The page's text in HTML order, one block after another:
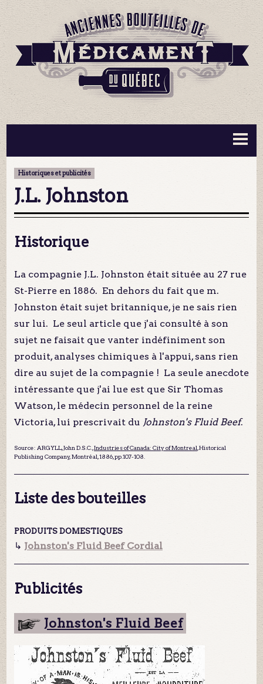
BOUTEILLES ▼
MA COLLECTION
Historiques et publicités
J.L. Johnston
Historique
La compagnie J.L. Johnston était située au 27 rue
St-Pierre en 1886. En dehors du fait que m.
Johnston était sujet britannique, je ne sais rien
sur lui. Le seul article que j'ai consulté à son
sujet ne faisait que vanter indéfiniment son
produit, analyses chimiques à l'appui, sans rien
dire au sujet de la compagnie ! La seule anecdote
intéressante que j'ai lue est que Sir Thomas
Watson, le médecin personnel de la reine
Victoria, lui prescrivait du Johnston's Fluid Beef.
Source: ARGYLL, John D.S.C.,Industries ofCanada: City of Montreal, Historical
Publishing Company, Montréal, 1886, pp.107-108.
Liste des bouteilles
PRODUITS DOMESTIQUES
↳ Johnston's Fluid Beef Cordial
Publicités
Johnston's Fluid Beef